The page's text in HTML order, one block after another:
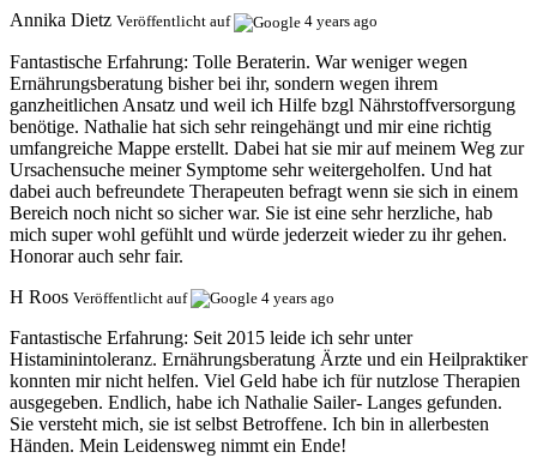
Annika Dietz Veröffentlicht auf 4 years ago
Fantastische Erfahrung: Tolle Beraterin. War weniger wegen
Ernährungsberatung bisher bei ihr, sondern wegen ihrem
ganzheitlichen Ansatz und weil ich Hilfe bzgl Nährstoffversorgung
benötige. Nathalie hat sich sehr reingehängt und mir eine richtig
umfangreiche Mappe erstellt. Dabei hat sie mir auf meinem Weg zur
Ursachensuche meiner Symptome sehr weitergeholfen. Und hat
dabei auch befreundete Therapeuten befragt wenn sie sich in einem
Bereich noch nicht so sicher war. Sie ist eine sehr herzliche, hab
mich super wohl gefühlt und würde jederzeit wieder zu ihr gehen.
Honorar auch sehr fair.
H Roos Veröffentlicht auf 4 years ago
Fantastische Erfahrung: Seit 2015 leide ich sehr unter
Histaminintoleranz. Ernährungsberatung Ärzte und ein Heilpraktiker
konnten mir nicht helfen. Viel Geld habe ich für nutzlose Therapien
ausgegeben. Endlich, habe ich Nathalie Sailer- Langes gefunden.
Sie versteht mich, sie ist selbst Betroffene. Ich bin in allerbesten
Händen. Mein Leidensweg nimmt ein Ende!